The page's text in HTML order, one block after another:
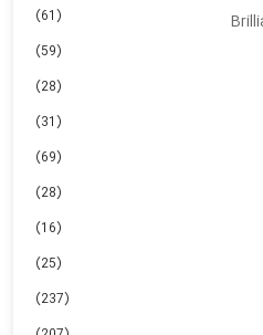
(61)
(59)
(28)
(31)
(69)
(28)
(16)
(25)
(237)